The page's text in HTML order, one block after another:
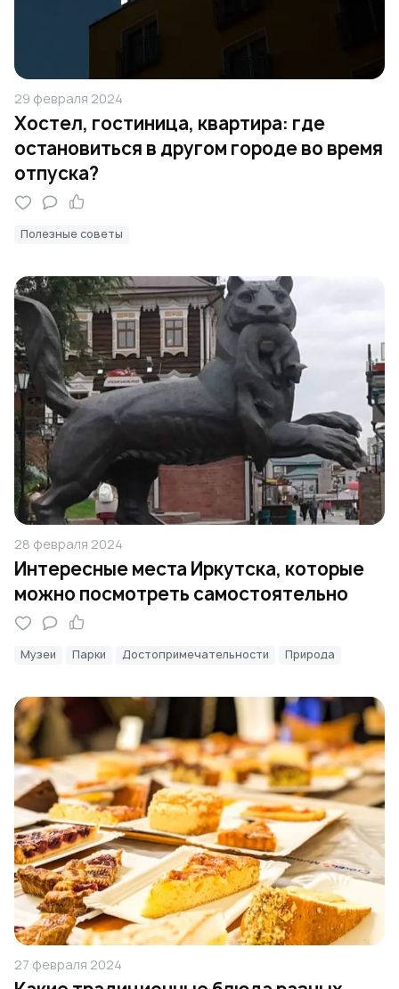
29 февраля 2024
Хостел, гостиница, квартира: где
остановиться в другом городе во время
отпуска?
Полезные советы
28 февраля 2024
Интересные места Иркутска, которые
можно посмотреть самостоятельно
Музеи Парки Достопримечательности Природа
27 февраля 2024